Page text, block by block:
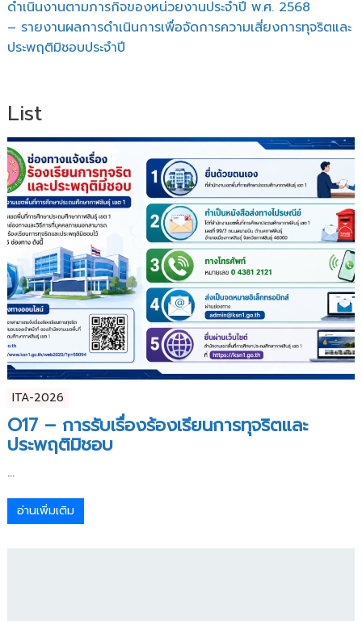
ดำเนินงานตามภารกิจของหน่วยงานประจำปี พ.ศ. 2568
– รายงานผลการดำเนินการเพื่อจัดการความเสี่ยงการทุจริตและ
ประพฤติมิชอบประจำปี
List
ITA-2026
O17 – การรับเรื่องร้องเรียนการทุจริตและ
ประพฤติมิชอบ
...
อ่านเพิ่มเติม